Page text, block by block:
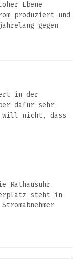
Ebene
produziert und
gegen
in der
dafür sehr
will nicht, dass
Rathausuhr
steht in